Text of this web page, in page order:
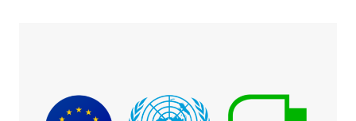
DIALOGU